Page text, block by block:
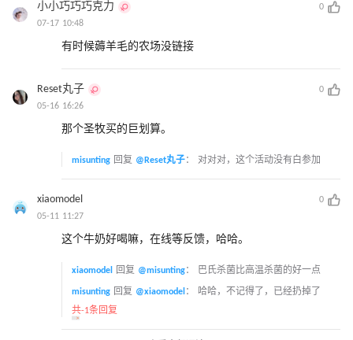
小小巧巧巧克力
0
07-17 10:48
有时候薅羊毛的农场没链接
Reset丸子
0
05-16 16:26
那个圣牧买的巨划算。
misunting 回复 @Reset丸子： 对对对，这个活动没有白参加
xiaomodel
0
05-11 11:27
这个牛奶好喝嘛，在线等反馈，哈哈。
xiaomodel 回复 @misunting： 巴氏杀菌比高温杀菌的好一点
misunting 回复 @xiaomodel ： 哈哈，不记得了，已经扔掉了
共-1条回复